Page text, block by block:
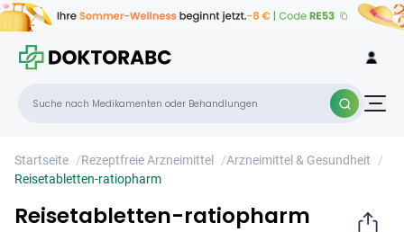
Startseite /Rezeptfreie Arzneimittel /Arzneimittel & Gesundheit
/
Reisetabletten-ratiopharm
Reisetabletten-ratiopharm
×